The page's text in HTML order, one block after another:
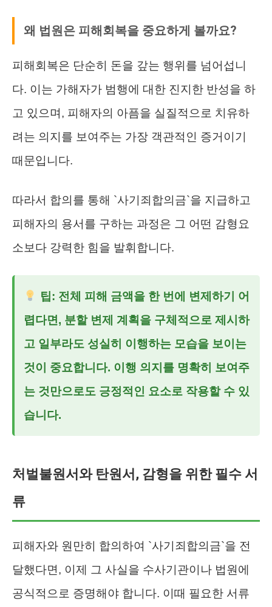
왜 법원은 피해회복을 중요하게 볼까요?
피해회복은 단순히 돈을 갚는 행위를 넘어섭니
다. 이는 가해자가 범행에 대한 진지한 반성을 하
고 있으며, 피해자의 아픔을 실질적으로 치유하
려는 의지를 보여주는 가장 객관적인 증거이기
때문입니다.
따라서 합의를 통해 `사기죄합의금`을 지급하고
피해자의 용서를 구하는 과정은 그 어떤 감형요
소보다 강력한 힘을 발휘합니다.
팁: 전체 피해 금액을 한 번에 변제하기 어
렵다면, 분할 변제 계획을 구체적으로 제시하
고 일부라도 성실히 이행하는 모습을 보이는
것이 중요합니다. 이행 의지를 명확히 보여주
는 것만으로도 긍정적인 요소로 작용할 수 있
습니다.
처벌불원서와 탄원서, 감형을 위한 필수 서
류
피해자와 원만히 합의하여 `사기죄합의금`을 전
달했다면, 이제 그 사실을 수사기관이나 법원에
공식적으로 증명해야 합니다. 이때 필요한 서류